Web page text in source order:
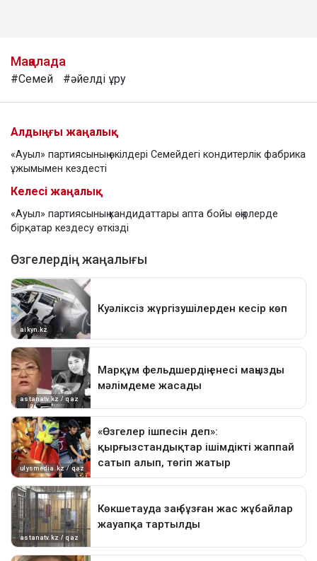
Мақалада
#Семей #әйелді ұру
Алдыңғы жаңалық
«Ауыл» партиясының өкілдері Семейдегі кондитерлік фабрика
ұжымымен кездесті
Келесі жаңалық
«Ауыл» партиясының кандидаттары апта бойы өңірлерде
бірқатар кездесу өткізді